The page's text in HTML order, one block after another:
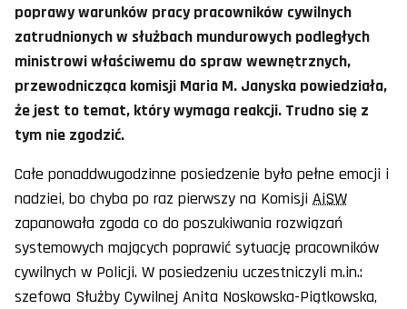
poprawy warunków pracy pracowników cywilnych
zatrudnionych w służbach mundurowych podległych
ministrowi właściwemu do spraw wewnętrznych,
przewodnicząca komisji Maria M. Janyska powiedziała,
że jest to temat, który wymaga reakcji. Trudno się z
tym nie zgodzić.
Całe ponaddwugodzinne posiedzenie było pełne emocji i
nadziei, bo chyba po raz pierwszy na Komisji AiSW
zapanowała zgoda co do poszukiwania rozwiązań
systemowych mających poprawić sytuację pracowników
cywilnych w Policji. W posiedzeniu uczestniczyli m.in.:
szefowa Służby Cywilnej Anita Noskowska-Piątkowska,